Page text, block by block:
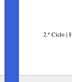
2.º Ciclo |